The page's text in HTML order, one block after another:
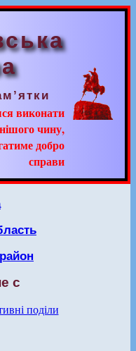
виконати
чину,
добро
справи
с
поділи